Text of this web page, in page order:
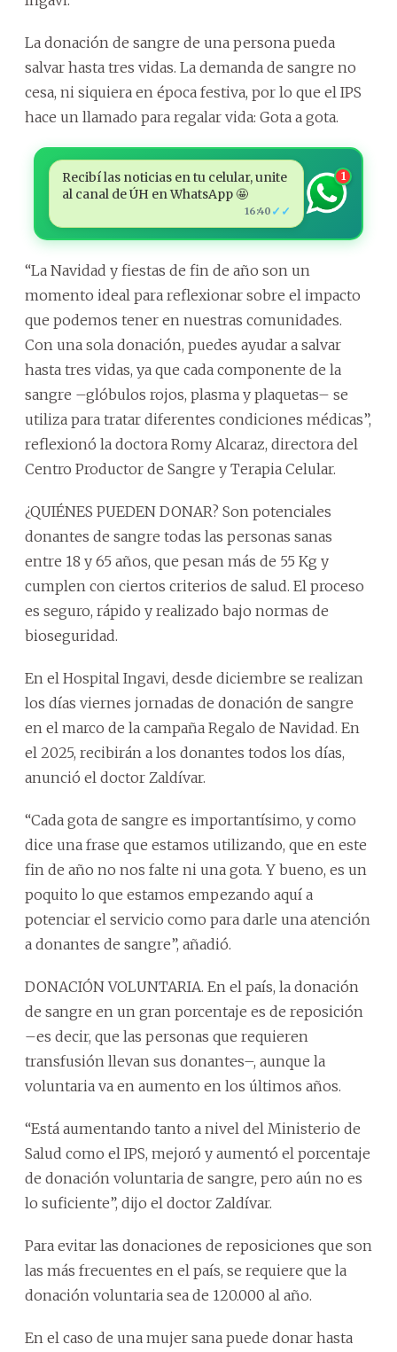
La donación de sangre de una persona pueda
salvar hasta tres vidas. La demanda de sangre no
cesa, ni siquiera en época festiva, por lo que el IPS
hace un llamado para regalar vida: Gota a gota.
Recibí las noticias en tu celular, unite
al canal de ÚH en WhatsApp 🤩
16:40 ✓✓
1
“La Navidad y fiestas de fin de año son un
momento ideal para reflexionar sobre el impacto
que podemos tener en nuestras comunidades.
Con una sola donación, puedes ayudar a salvar
hasta tres vidas, ya que cada componente de la
sangre –glóbulos rojos, plasma y plaquetas– se
utiliza para tratar diferentes condiciones médicas”,
reflexionó la doctora Romy Alcaraz, directora del
Centro Productor de Sangre y Terapia Celular.
¿QUIÉNES PUEDEN DONAR? Son potenciales
donantes de sangre todas las personas sanas
entre 18 y 65 años, que pesan más de 55 Kg y
cumplen con ciertos criterios de salud. El proceso
es seguro, rápido y realizado bajo normas de
bioseguridad.
En el Hospital Ingavi, desde diciembre se realizan
los días viernes jornadas de donación de sangre
en el marco de la campaña Regalo de Navidad. En
el 2025, recibirán a los donantes todos los días,
anunció el doctor Zaldívar.
“Cada gota de sangre es importantísimo, y como
dice una frase que estamos utilizando, que en este
fin de año no nos falte ni una gota. Y bueno, es un
poquito lo que estamos empezando aquí a
potenciar el servicio como para darle una atención
a donantes de sangre”, añadió.
DONACIÓN VOLUNTARIA. En el país, la donación
de sangre en un gran porcentaje es de reposición
–es decir, que las personas que requieren
transfusión llevan sus donantes–, aunque la
voluntaria va en aumento en los últimos años.
“Está aumentando tanto a nivel del Ministerio de
Salud como el IPS, mejoró y aumentó el porcentaje
de donación voluntaria de sangre, pero aún no es
lo suficiente”, dijo el doctor Zaldívar.
Para evitar las donaciones de reposiciones que son
las más frecuentes en el país, se requiere que la
donación voluntaria sea de 120.000 al año.
En el caso de una mujer sana puede donar hasta